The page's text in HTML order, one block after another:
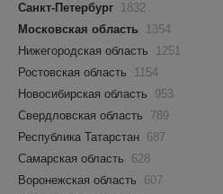
Санкт-Петербург 1832
Московская область 1354
Нижегородская область
1251
Ростовская область
1154
Новосибирская область
953
Свердловская область
789
Республика Татарстан 687
Самарская область
628
Воронежская область
607